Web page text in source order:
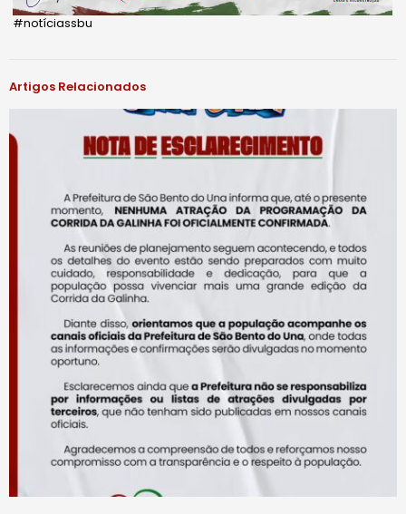
#notíciassbu
Artigos Relacionados